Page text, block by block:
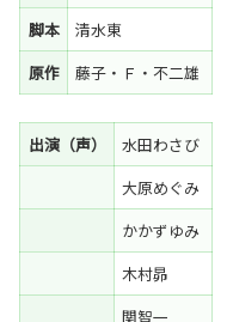
脚本
清水東
原作
藤子・Ｆ・不二雄
出演（声）
水田わさび
大原めぐみ
かかずゆみ
木村昴
関智一